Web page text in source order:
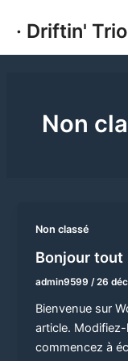
· Driftin' Trio
Non
Non classé
Bonjour tout
admin9599/26
Bienvenue sur
article.
commencez à